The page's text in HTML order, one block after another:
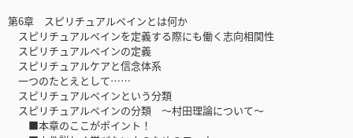
第6章 スピリチュアルペインとは何か
スピリチュアルペインを定義する際にも働く志向相関性
スピリチュアルペインの定義
スピリチュアルケアと信念体系
一つのたとえとして……
スピリチュアルペインという分類
スピリチュアルペインの分類 ～村田理論について～
■本章のここがポイント！